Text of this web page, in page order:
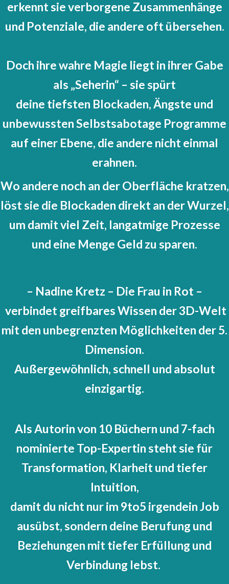
erkennt sie verborgene Zusammenhänge
und Potenziale, die andere oft übersehen.
Doch ihre wahre Magie liegt in ihrerGabe
als „Seherin“ – sie spürt
deine tiefsten Blockaden, Ängste und
unbewussten Selbstsabotage Programme
auf einer Ebene, die andere nicht einmal
erahnen.
Wo andere noch an der Oberfläche kratzen,
löst sie die Blockaden direkt an der Wurzel,
um damit viel Zeit, langatmige Prozesse
und eine Menge Geld zu sparen.
– Nadine Kretz – Die Frau in Rot –
verbindet greifbares Wissen der 3D-Welt
mit den unbegrenzten Möglichkeiten der 5.
Dimension.
Außergewöhnlich, schnell und absolut
einzigartig.
Als Autorin von 10 Büchern und 7-fach
nominierte Top-Expertin steht sie für
Transformation, Klarheit und tiefer
Intuition,
damit du nicht nur im 9to5 irgendein Job
ausübst, sondern deine Berufung und
Beziehungen mit tiefer Erfüllung und
Verbindung lebst.